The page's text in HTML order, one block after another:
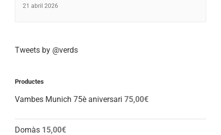
21 abril 2026
Tweets by @verds
Productes
Vambes Munich 75è aniversari 75,00€
Domàs 15,00€